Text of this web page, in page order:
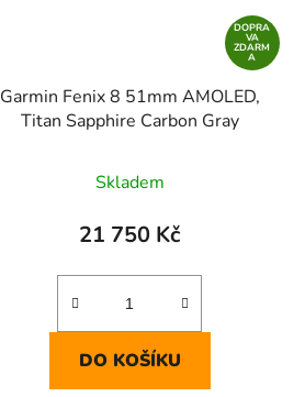
DOPRA
VA
ZDARM
A
Garmin Fenix 8 51mm AMOLED,
Titan Sapphire Carbon Gray
Skladem
21 750 Kč
DO KOŠÍKU